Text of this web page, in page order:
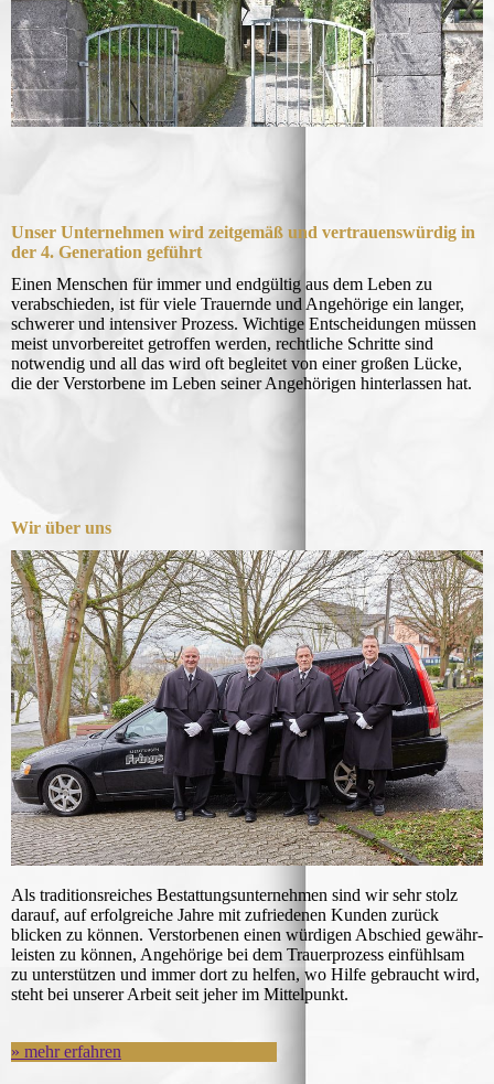
Unser Unternehmen wird zeitgemäß und ver­trau­ens­würdig in
der 4. Generation geführt
Einen Menschen für immer und endgültig aus dem Leben zu
verabschieden, ist für viele Trauernde und Angehörige ein langer,
schwerer und inten­si­ver Prozess. Wichtige Entscheidungen müssen
meist unvorbereitet getroffen werden, rechtliche Schritte sind
notwendig und all das wird oft beglei­tet von einer großen Lücke,
die der Verstorbene im Leben seiner Angehörigen hinterlassen hat.
Wir über uns
Als traditionsreiches Bestattungsunternehmen sind wir sehr stolz
darauf, auf erfolgreiche Jahre mit zu­frie­denen Kunden zurück
blicken zu können. Ver­stor­benen einen würdigen Abschied gewähr­
leisten zu können, Angehörige bei dem Trauer­pro­zess einfühl­sam
zu unterstützen und immer dort zu helfen, wo Hilfe gebraucht wird,
steht bei unserer Arbeit seit jeher im Mittelpunkt.
» mehr erfahren